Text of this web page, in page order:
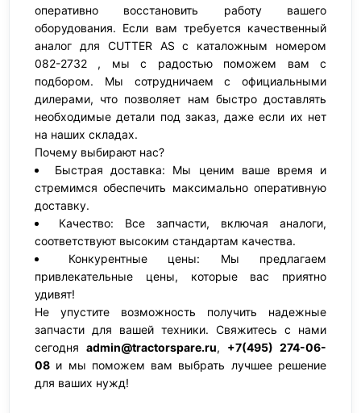
оперативно восстановить работу вашего
оборудования. Если вам требуется качественный
аналог для CUTTER AS с каталожным номером
082-2732 , мы с радостью поможем вам с
подбором. Мы сотрудничаем с официальными
дилерами, что позволяет нам быстро доставлять
необходимые детали под заказ, даже если их нет
на наших складах.
Почему выбирают нас?
Быстрая доставка: Мы ценим ваше время и
стремимся обеспечить максимально оперативную
доставку.
Качество: Все запчасти, включая аналоги,
соответствуют высоким стандартам качества.
Конкурентные цены: Мы предлагаем
привлекательные цены, которые вас приятно
удивят!
Не упустите возможность получить надежные
запчасти для вашей техники. Свяжитесь с нами
сегодня admin@tractorspare.ru, +7(495) 274-06-
08 и мы поможем вам выбрать лучшее решение
для ваших нужд!